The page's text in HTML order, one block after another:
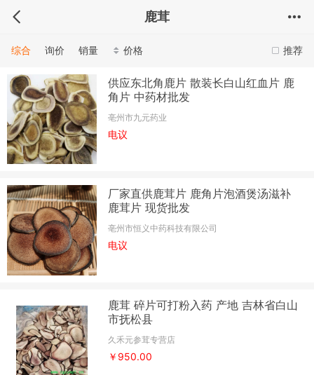
鹿茸
推荐
综合 询价 销量 价格
供应东北角鹿片 散装长白山红血片 鹿
角片 中药材批发
亳州市九元药业
电议
厂家直供鹿茸片 鹿角片泡酒煲汤滋补
鹿茸片 现货批发
亳州市恒义中药科技有限公司
电议
鹿茸 碎片可打粉入药 产地 吉林省白山
市抚松县
久禾元参茸专营店
￥950.00